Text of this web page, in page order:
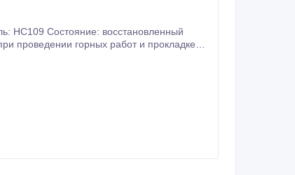
проведении горных работ и прокладке